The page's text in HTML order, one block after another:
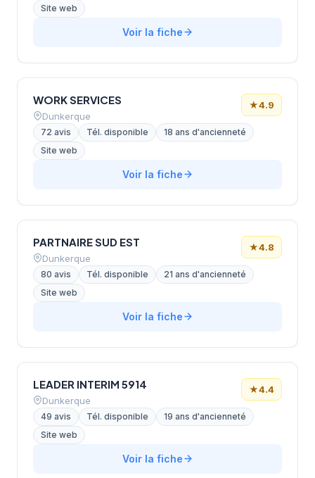
Site web
Voir la fiche
WORK SERVICES
Dunkerque
★4.9
72 avis Tél. disponible
18 ans d'ancienneté
Site web
Voir la fiche
PARTNAIRE SUD EST
Dunkerque
★4.8
80 avis Tél. disponible
21 ans d'ancienneté
Site web
Voir la fiche
LEADER INTERIM 5914
Dunkerque
★4.4
49 avis Tél. disponible
19 ans d'ancienneté
Site web
Voir la fiche